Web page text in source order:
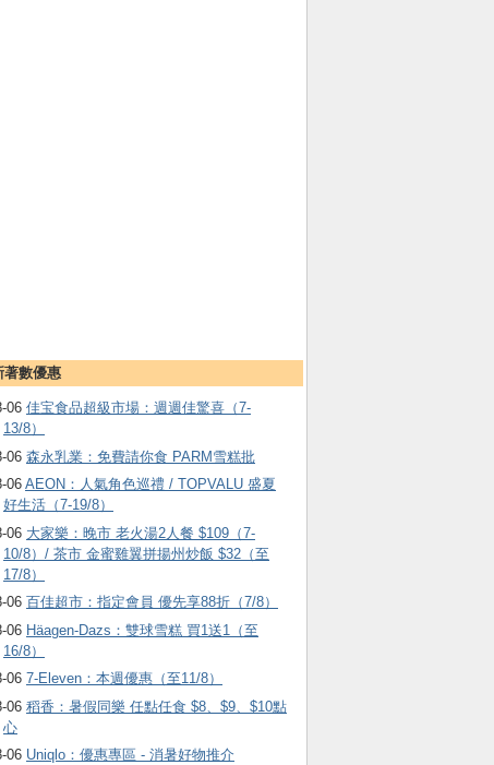
著數優惠
06 佳宝食品超級市場：週週佳驚喜（7-
13/8）
06 森永乳業：免費請你食 PARM雪糕批
06 AEON：人氣角色巡禮 / TOPVALU 盛夏
好生活（7-19/8）
06 大家樂：晚市 老火湯2人餐 $109（7-
10/8）/ 茶市 金蜜雞翼拼揚州炒飯 $32（至
17/8）
06 百佳超市：指定會員 優先享88折（7/8）
06 Häagen-Dazs ：雙球雪糕 買1送1（至
16/8）
06 7-Eleven：本週優惠（至11/8）
06 稻香：暑假同樂 任點任食 $8、$9、$10點
心
06 Uniqlo：優惠專區 - 消暑好物推介